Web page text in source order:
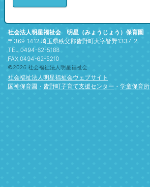
社会法人明星福祉会 明星（みょうじょう）保育園
〒369-1412 埼玉県秩父郡皆野町大字皆野1337-2
TEL 0494-62-5188
FAX 0494-62-5210
©2026 社会福祉法人明星福祉会
社会福祉法人明星福祉会ウェブサイト
国神保育園 ・ 皆野町子育て支援センター ・ 学童保育所